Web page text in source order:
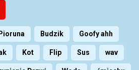
Budzik Goofy ahh
Kot Flip Sus wav